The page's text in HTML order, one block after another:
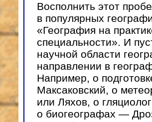
Восполнить этот
в популярных
«География на
специальности». И
научной области
направлении в
Например, о
Максаковский, о
или Ляхов, о
о биогеографах —